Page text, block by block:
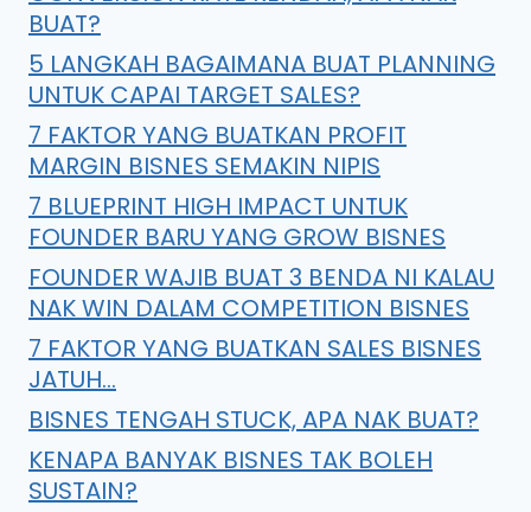
BUAT?
5 LANGKAH BAGAIMANA BUAT PLANNING
UNTUK CAPAI TARGET SALES?
7 FAKTOR YANG BUATKAN PROFIT
MARGIN BISNES SEMAKIN NIPIS
7 BLUEPRINT HIGH IMPACT UNTUK
FOUNDER BARU YANG GROW BISNES
FOUNDER WAJIB BUAT 3 BENDA NI KALAU
NAK WIN DALAM COMPETITION BISNES
7 FAKTOR YANG BUATKAN SALES BISNES
JATUH…
BISNES TENGAH STUCK, APA NAK BUAT?
KENAPA BANYAK BISNES TAK BOLEH
SUSTAIN?